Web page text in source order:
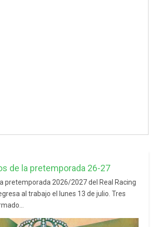
de la pretemporada 26-27
pretemporada 2026/2027 del Real Racing
al trabajo el lunes 13 de julio. Tres